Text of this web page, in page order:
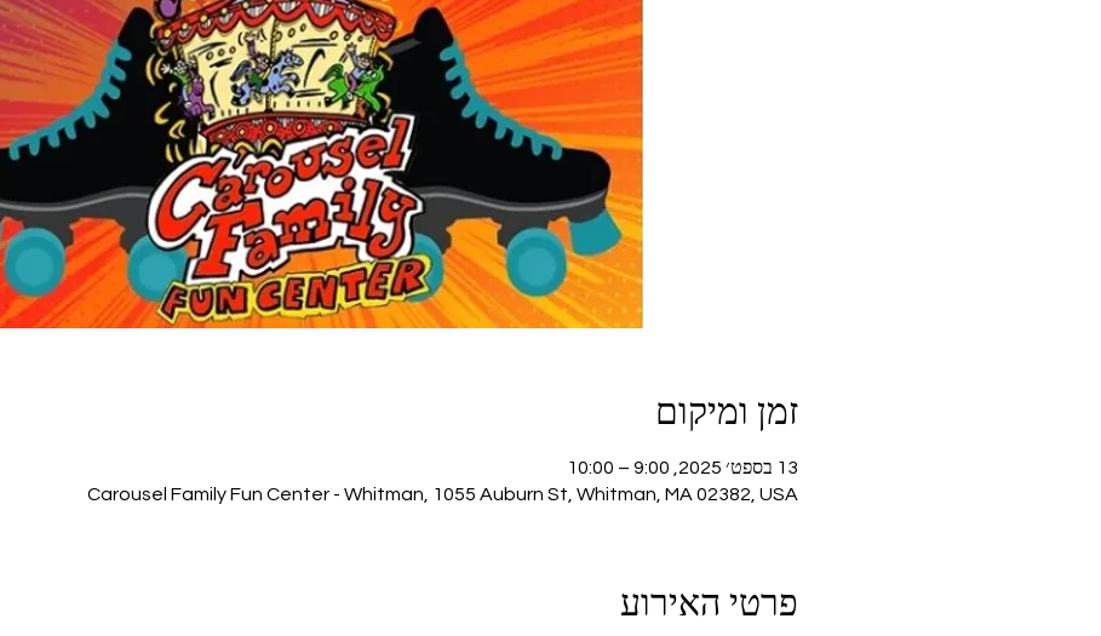
זמן ומיקום
13 בספט׳ 2025, 9:00 – 10:00
Carousel Family Fun Center - Whitman, 1055 Auburn St, Whitman, MA 02382, USA
פרטי האירוע